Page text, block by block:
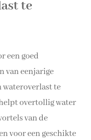
te
een goed
van eenjarige
wateroverlast te
overtollig water
van de
voor een geschikte